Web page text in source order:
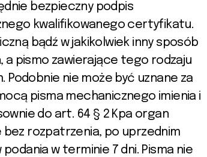
bezpieczny podpis
kwalifikowanego certyfikatu.
bądź w jakikolwiek inny sposób
a pismo zawierające tego rodzaju
nie może być uznane za
pisma mechanicznego imienia i
do art. 64 § 2 Kpa organ
rozpatrzenia, po uprzednim
w terminie 7 dni. Pisma nie